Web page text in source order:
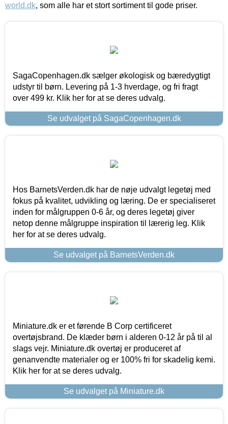
world.dk, som alle har et stort sortiment til gode priser.
SagaCopenhagen.dk sælger økologisk og bæredygtigt
udstyr til børn. Levering på 1-3 hverdage, og fri fragt
over 499 kr. Klik her for at se deres udvalg.
Se udvalget på SagaCopenhagen.dk
Hos BarnetsVerden.dk har de nøje udvalgt legetøj med
fokus på kvalitet, udvikling og læring. De er specialiseret
inden for målgruppen 0-6 år, og deres legetøj giver
netop denne målgruppe inspiration til lærerig leg. Klik
her for at se deres udvalg.
Se udvalget på BarnetsVerden.dk
Miniature.dk er et førende B Corp certificeret
overtøjsbrand. De klæder børn i alderen 0-12 år på til al
slags vejr. Miniature.dk overtøj er produceret af
genanvendte materialer og er 100% fri for skadelig kemi.
Klik her for at se deres udvalg.
Se udvalget på Miniature.dk